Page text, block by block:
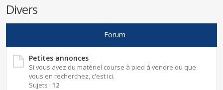
rc
Divers
Forum
Petites annonces
Si vous avez du matériel course à pied à vendre ou que
vous en recherchez, c'est ici.
Sujets : 12